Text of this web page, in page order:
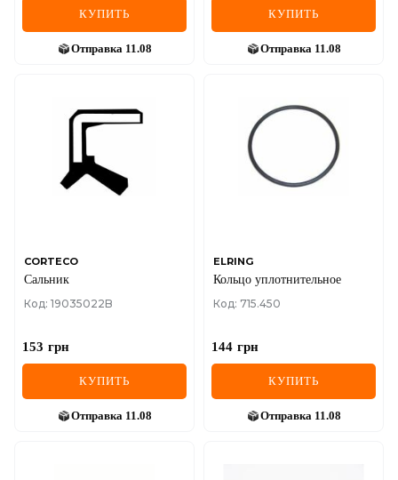
КУПИТЬ
Отправка 11.08
КУПИТЬ
Отправка 11.08
CORTECO
Сальник
Код: 19035022B
153 грн
КУПИТЬ
Отправка 11.08
ELRING
Кольцо уплотнительное
Код: 715.450
144 грн
КУПИТЬ
Отправка 11.08